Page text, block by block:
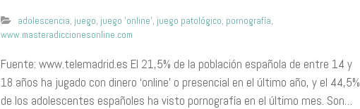
adolescencia, juego, juego 'online', juego patológico, pornografía,
www.masteradiccionesonline.com
Fuente: www.telemadrid.es El 21,5% de la población española de entre 14 y
18 años ha jugado con dinero ‘online’ o presencial en el último año, y el 44,5%
de los adolescentes españoles ha visto pornografía en el último mes. Son…